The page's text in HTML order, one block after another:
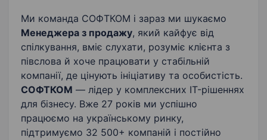
Ми команда СОФТКОМ і зараз ми шукаємо
Менеджера з продажу, який кайфує від
спілкування, вміє слухати, розуміє клієнта з
півслова й хоче працювати у стабільній
компанії, де цінують ініціативу та особистість.
СОФТКОМ — лідер у комплексних IT-рішеннях
для бізнесу. Вже 27 років ми успішно
працюємо на українському ринку,
підтримуємо 32 500+ компаній і постійно